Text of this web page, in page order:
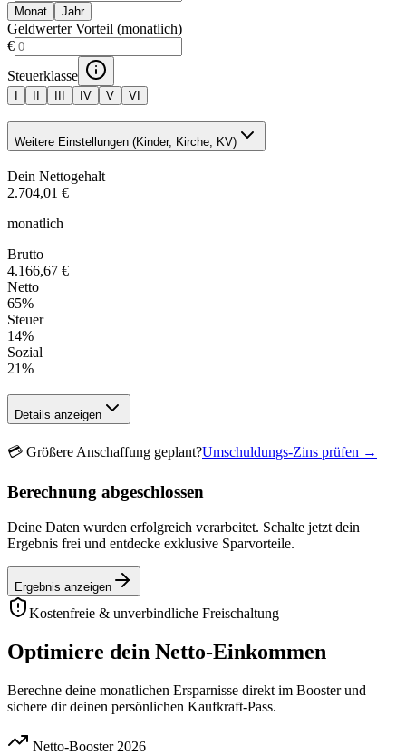
Monat Jahr
Geldwerter Vorteil (monatlich)
€
Steuerklasse
I II III IV V VI
Weitere Einstellungen (Kinder, Kirche, KV)
Dein Nettogehalt
2.704,01 €
monatlich
Brutto
4.166,67 €
Netto
65%
Steuer
14%
Sozial
21%
Details anzeigen
💳 Größere Anschaffung geplant?Umschuldungs-Zins prüfen →
Berechnung abgeschlossen
Deine Daten wurden erfolgreich verarbeitet. Schalte jetzt dein
Ergebnis frei und entdecke exklusive Sparvorteile.
Ergebnis anzeigen
Kostenfreie & unverbindliche Freischaltung
Optimiere dein Netto-Einkommen
Berechne deine monatlichen Ersparnisse direkt im Booster und
sichere dir deinen persönlichen Kaufkraft-Pass.
Netto-Booster 2026